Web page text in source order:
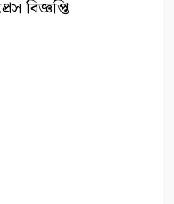
বিজ্ঞপ্তি